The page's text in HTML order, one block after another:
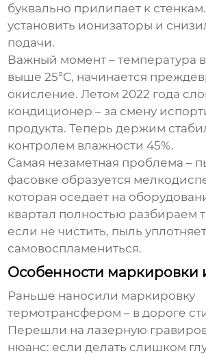
буквально прилипает к
установить ионизаторы и
подачи.
Важный момент – температура
выше 25°C, начинается
окисление. Летом 2022 года
кондиционер – за смену
продукта. Теперь держим
контролем влажности 45%.
Самая незаметная проблема –
фасовке образуется
которая оседает на
квартал полностью разбираем
если не чистить, пыль
самовоспламениться.
Особенности маркировки
Раньше наносили маркировку
термотрансфером – в дороге
Перешли на лазерную
нюанс: если делать слишком